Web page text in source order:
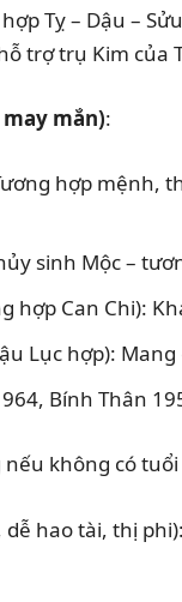
Tỵ – Dậu –
trợ trụ Kim
mắn):
hợp mệnh,
sinh Mộc –
hợp Can Chi):
Lục hợp):
Bính Thân
không có
hao tài, thị